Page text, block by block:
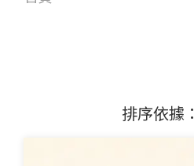
排序依據：